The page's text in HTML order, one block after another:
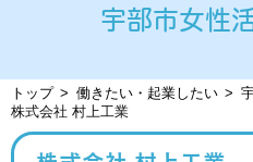
宇部市女性
トップ 働きたい・起業したい
株式会社 村上工業